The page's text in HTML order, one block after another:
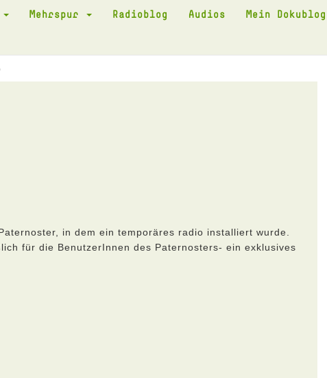
Mehrspur Radioblog Audios Mein Dokublog
in dem ein temporäres radio installiert wurde.
für die BenutzerInnen des Paternosters- ein exklusives